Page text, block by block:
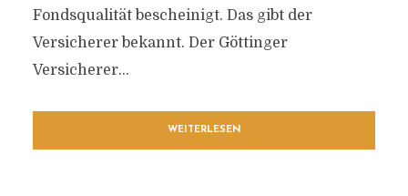
Fondsqualität bescheinigt. Das gibt der
Versicherer bekannt. Der Göttinger
Versicherer...
WEITERLESEN